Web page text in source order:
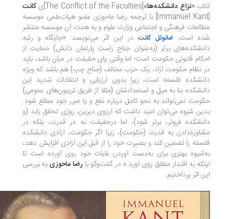
نزاع دانشکده‌ها»‌[The Conflict of the Faculties]ی
کانت
[Immanuel Kant] با ترجمه رضا ماحوزی عضو هیات‌علمی موسسه
فرهنگی و اجتماعی وزارت علوم و به همت آن موسسه منتشر
است.امانوئل کانتدر این اثر می‌نویسد: «جایگاه و رتبه
برتر (به‌عنوان جناح راست پارلمان دانش) حمایت از
قانونی حکومت است؛ اما وقتی پای حقیقت در میان باشد، باید
نظام حکومت آزاد، یک حزب مخالف (جناح چپ) هم باشد که ویژه
فلسفه است، زیرا بدون ارزیابی و انتقادات شدید این
بنا به میل و استعدادشان (مثلا از طریق تریبون‌های عمومی)
نمی‌تواند به نحو کامل درباره نفع و یا ضرر خود مطلع شود.
شیوه می‌توان امید داشت که آرزوی دیرین، روزی تحقق یابد (و
فروتر، برتر شود)، اما درحقیقت نه در قدرت، بلکه در
به قدرت (حکومت)، زیرا اگر حکومت، آزادی دانشکده
را تضمین کند و بصیرت خود را از قبل این آزادی افزایش دهد،
بهتری برای به‌دست آوردن غایات خود روی آورده است تا
به اقتدار مطلق روی آورد.» در گفت‌وگو بارضا ماحوزیبه بررسی
اثر پرداختیم.